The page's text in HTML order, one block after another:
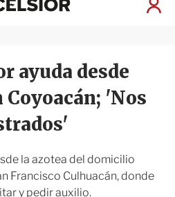
I
x
i
r
ayuda desde
Coyoacán; 'Nos
la azotea del domicilio
Francisco Culhuacán, donde
y pedir auxilio.